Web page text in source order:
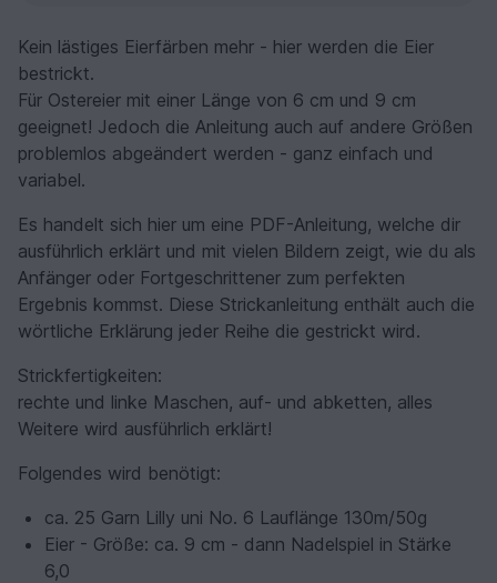
Kein lästiges Eierfärben mehr - hier werden die Eier
bestrickt.
Für Ostereier mit einer Länge von 6 cm und 9 cm
geeignet! Jedoch die Anleitung auch auf andere Größen
problemlos abgeändert werden - ganz einfach und
variabel.
Es handelt sich hier um eine PDF-Anleitung, welche dir
ausführlich erklärt und mit vielen Bildern zeigt, wie du als
Anfänger oder Fortgeschrittener zum perfekten
Ergebnis kommst. Diese Strickanleitung enthält auch die
wörtliche Erklärung jeder Reihe die gestrickt wird.
Strickfertigkeiten:
rechte und linke Maschen, auf- und abketten, alles
Weitere wird ausführlich erklärt!
Folgendes wird benötigt:
ca. 25 Garn Lilly uni No. 6 Lauflänge 130m/50g
Eier - Größe: ca. 9 cm - dann Nadelspiel in Stärke
6,0